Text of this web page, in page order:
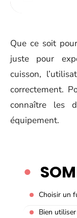
Que ce soit
juste pour
cuisson,
correctement.
connaître les
équipement.
Choisir un
Bien